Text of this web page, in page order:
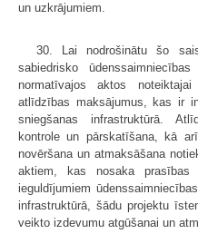
un uzkrājumiem.
30. Lai nodrošinātu šo
sabiedrisko
normatīvajos aktos
atlīdzības maksājumus, kas ir
sniegšanas infrastruktūrā.
kontrole un pārskatīšana, kā
novēršana un atmaksāšana
aktiem, kas nosaka prasības
ieguldījumiem
infrastruktūrā, šādu projektu
veikto izdevumu atgūšanai un